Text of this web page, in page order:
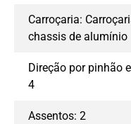
Carroçaria:
chassis de alumínio
Direção por pinhão
4
Assentos: 2